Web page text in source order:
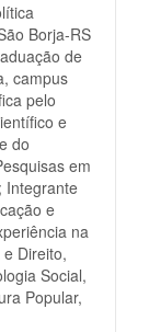
Borja-RS
de
campus
pelo
e
do
em
Integrante
e
na
Direito,
Social,
Popular,